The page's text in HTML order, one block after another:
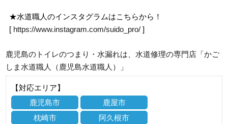
★水道職人のインスタグラムはこちらから！
[ https://www.instagram.com/suido_pro/ ]
鹿児島のトイレのつまり・水漏れは、水道修理の専門店「かご
しま水道職人（鹿児島水道職人）」
【対応エリア】
鹿児島市
鹿屋市
枕崎市
阿久根市